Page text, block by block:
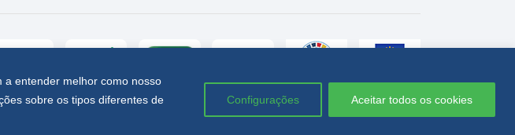
a entender melhor como nosso
sobre os tipos diferentes de
Configurações Aceitar todos os cookies
Política de privacidade